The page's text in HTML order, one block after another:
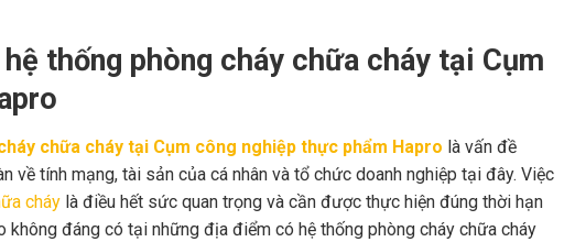
thống phòng cháy chữa cháy tại Cụm
chữa cháy tại Cụm công nghiệp thực phẩm Hapro là vấn đề
về tính mạng, tài sản của cá nhân và tổ chức doanh nghiệp tại đây. Việc
cháy là điều hết sức quan trọng và cần được thực hiện đúng thời hạn
đáng có tại những địa điểm có hệ thống phòng cháy chữa cháy